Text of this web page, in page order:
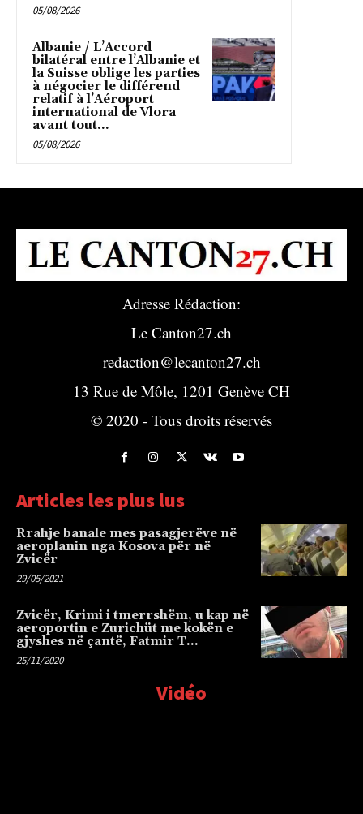
05/08/2026
Albanie / L’Accord
bilatéral entre l’Albanie et
la Suisse oblige les parties
à négocier le différend
relatif à l’Aéroport
international de Vlora
avant tout...
05/08/2026
Adresse Rédaction:
Le Canton27.ch
redaction@lecanton27.ch
13 Rue de Môle, 1201 Genève CH
© 2020 - Tous droits réservés
Articles les plus lus
Rrahje banale mes pasagjerëve në
aeroplanin nga Kosova për në
Zvicër
29/05/2021
Zvicër, Krimi i tmerrshëm, u kap në
aeroportin e Zurichüt me kokën e
gjyshes në çantë, Fatmir T…
25/11/2020
Vidéo